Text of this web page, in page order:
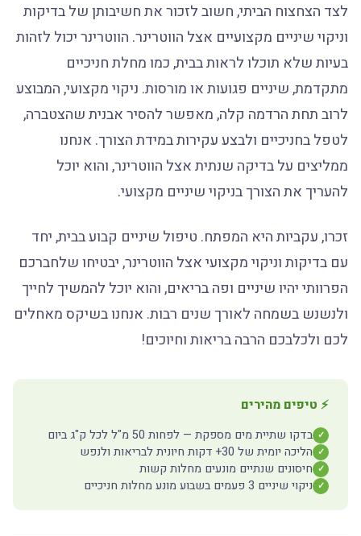
לצד הצחצוח הביתי, חשוב לזכור את חשיבותן של בדיקות
וניקוי שיניים מקצועיים אצל הווטרינר. הווטרינר יכול לזהות
בעיות שלא תוכלו לראות בבית, כמו מחלת חניכיים
מתקדמת, שיניים פגועות או מורסות. ניקוי מקצועי, המבוצע
לרוב תחת הרדמה קלה, מאפשר להסיר אבנית שהצטברה,
לטפל בחניכיים ולבצע עקירות במידת הצורך. אנחנו
ממליצים על בדיקה שנתית אצל הווטרינר, והוא יוכל
להעריך את הצורך בניקוי שיניים מקצועי.
זכרו, עקביות היא המפתח. טיפול שיניים קבוע בבית, יחד
עם בדיקות וניקוי מקצועי אצל הווטרינר, יבטיחו שלחברכם
הפרוותי יהיו שיניים ופה בריאים, והוא יוכל להמשיך לחייך
ולנשנש בשמחה לאורך שנים רבות. אנחנו בשיקס מאחלים
לכם ולכלבכם הרבה בריאות וחיוכים!
⚡ טיפים מהירים
✓ בדקו שתיית מים מספקת — לפחות 50 מ"ל לכל ק"ג ביום
✓ הליכה יומית של 30+ דקות חיונית לבריאות ולנפש
✓ חיסונים שנתיים מונעים מחלות קשות
✓ ניקוי שיניים 3 פעמים בשבוע מונע מחלות חניכיים